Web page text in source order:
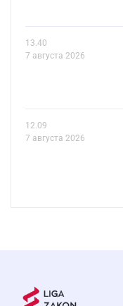
13.40
7 августа 2026
12.09
7 августа 2026